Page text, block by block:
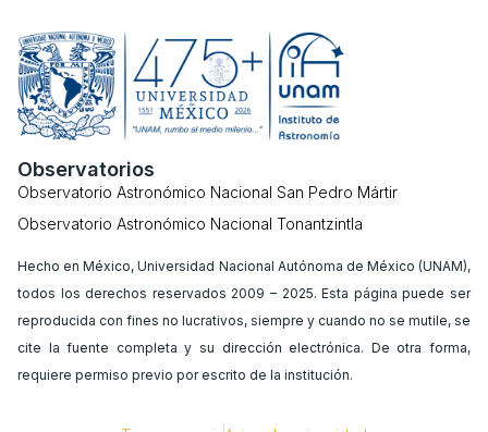
Observatorios
Observatorio Astronómico Nacional San Pedro Mártir
Observatorio Astronómico Nacional Tonantzintla
Hecho en México, Universidad Nacional Autónoma de México (UNAM),
todos los derechos reservados 2009 – 2025. Esta página puede ser
reproducida con fines no lucrativos, siempre y cuando no se mutile, se
cite la fuente completa y su dirección electrónica. De otra forma,
requiere permiso previo por escrito de la institución.